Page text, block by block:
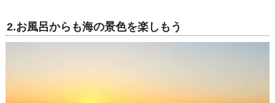
2.お風呂からも海の景色を楽しもう